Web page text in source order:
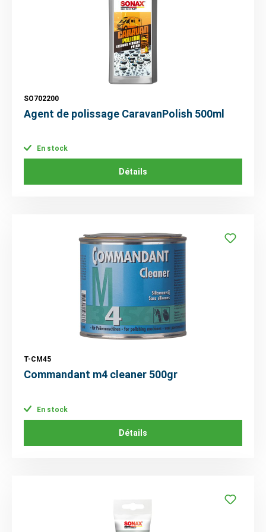
SO702200
Agent de polissage CaravanPolish 500ml
En stock
Détails
T-CM45
Commandant m4 cleaner 500gr
En stock
Détails